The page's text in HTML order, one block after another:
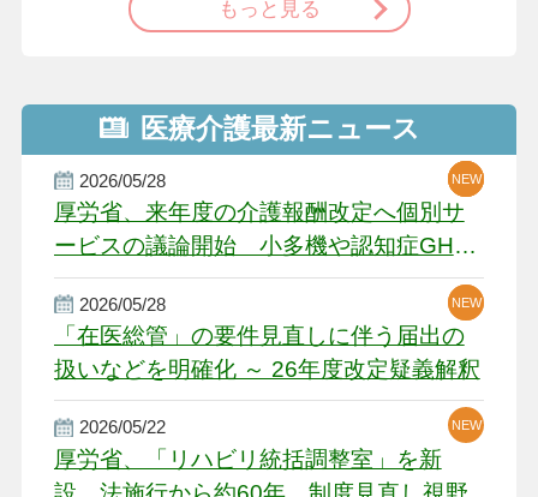
もっと見る
医療介護最新ニュース
2026/05/28
厚労省、来年度の介護報酬改定へ個別サ
ービスの議論開始 小多機や認知症GH、
厳しい経営環境に危機感
NEW
NEW
NEW
2026/05/28
「在医総管」の要件見直しに伴う届出の
扱いなどを明確化 ～ 26年度改定疑義解釈
NEW
NEW
2026/05/22
厚労省、「リハビリ統括調整室」を新
NEW